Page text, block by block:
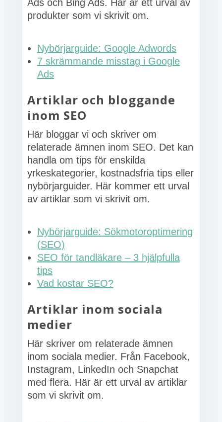
Ads och Bing Ads. Här är ett urval av
produkter som vi skrivit om.
Nybörjarguide: Google Adwords
7 skrämmande misstag i Google
Ads
Artiklar och bloggande
inom SEO
Här bloggar vi och skriver om
relaterade ämnen inom SEO. Det kan
handla om tips för enskilda
yrkeskategorier, kostnadsfria tips eller
nybörjarguider. Här kommer ett urval
av artiklar som vi skrivit om.
Nybörjarguide: Sökmotoroptimering
(SEO)
SEO för tandläkare – 3 hjälpfulla
tips
Vad kostar SEO?
Artiklar inom sociala
medier
Här skriver om relaterade ämnen
inom sociala medier. Från Facebook,
Instagram, LinkedIn och Snapchat
med flera. Här är ett urval av artiklar
som vi skrivit om.